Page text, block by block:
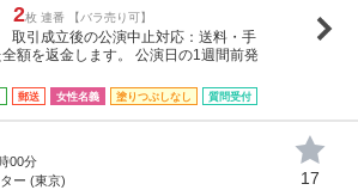
2枚 連番 【バラ売り可】
引成立後の公演中止対応：送料・手
額を返金します。 公演日の1週間前発
郵送 女性名義 塗りつぶしなし 質問受付
00分
ー (東京)
17